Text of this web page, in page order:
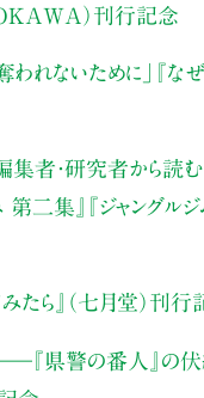
）刊行記念
れないために」
『な
集者・研究者から読む
第二集』『ジャングル
みたら』（七月堂）刊
――『県警の番人』の